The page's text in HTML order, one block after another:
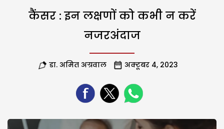
कैंसर : इन लक्षणों को कभी न करें
नजरअंदाज
डा. अमित अग्रवाल अक्टूबर 4, 2023